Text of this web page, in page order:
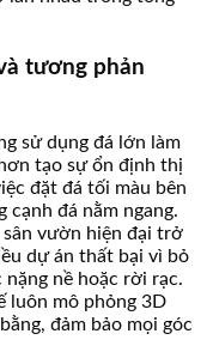
tương phản
sử dụng đá lớn làm
tạo sự ổn định thị
đặt đá tối màu bên
cạnh đá nằm ngang.
vườn hiện đại trở
dự án thất bại vì bỏ
nặng nề hoặc rời rạc.
luôn mô phỏng 3D
đảm bảo mọi góc